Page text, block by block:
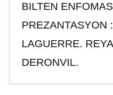
BILTEN
PREZANTASYON
LAGUERRE.
DERONVIL.